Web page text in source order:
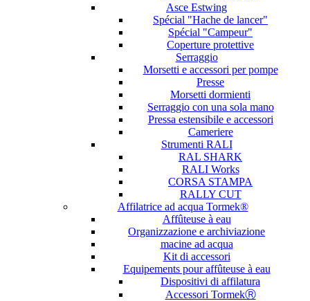
Asce Estwing
Spécial "Hache de lancer"
Spécial "Campeur"
Coperture protettive
Serraggio
Morsetti e accessori per pompe
Presse
Morsetti dormienti
Serraggio con una sola mano
Pressa estensibile e accessori
Cameriere
Strumenti RALI
RAL SHARK
RALI Works
CORSA STAMPA
RALLY CUT
Affilatrice ad acqua Tormek®
Affûteuse à eau
Organizzazione e archiviazione
macine ad acqua
Kit di accessori
Equipements pour affûteuse à eau
Dispositivi di affilatura
Accessori TormekⓇ